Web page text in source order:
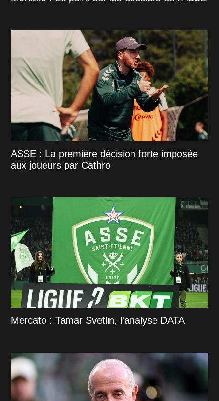
ASSE : La première décision forte imposée
aux joueurs par Cathro
Mercato : Tamar Svetlin, l'analyse DATA